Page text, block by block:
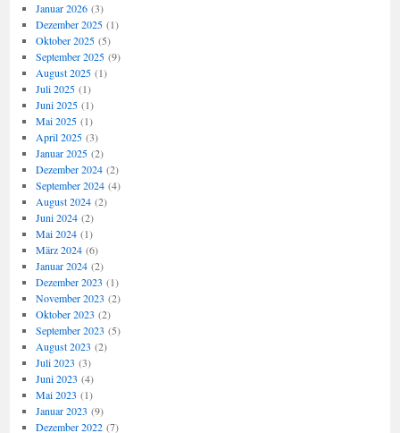
Januar 2026(3)
Dezember 2025(1)
Oktober 2025(5)
September 2025(9)
August 2025(1)
Juli 2025(1)
Juni 2025(1)
Mai 2025(1)
April 2025(3)
Januar 2025(2)
Dezember 2024(2)
September 2024(4)
August 2024(2)
Juni 2024(2)
Mai 2024(1)
März 2024(6)
Januar 2024(2)
Dezember 2023 (1)
November 2023 (2)
Oktober 2023 (2)
September 2023 (5)
August 2023 (2)
Juli 2023 (3)
Juni 2023 (4)
Mai 2023 (1)
Januar 2023 (9)
Dezember 2022(7)